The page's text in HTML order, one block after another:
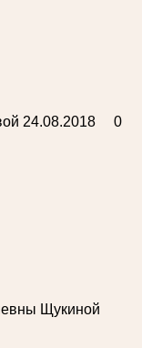
24.08.2018 0
Щукиной